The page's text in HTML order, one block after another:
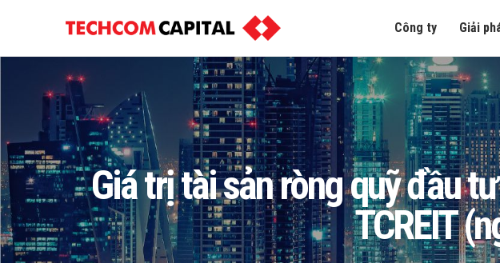
Công ty Giải
Giá trị tài sản ròng quỹ đầu
TCREIT